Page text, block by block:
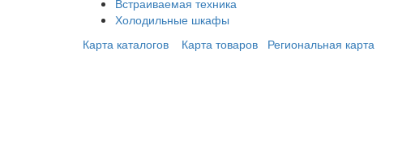
Холодильные шкафы
Карта каталогов
Карта товаров Региональная карта